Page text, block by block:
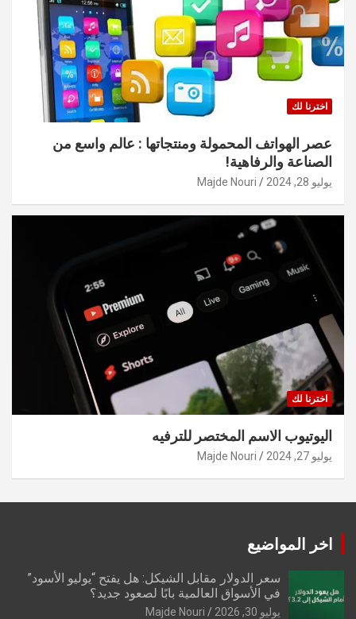
اخترنا لك
عصر الهواتف المحمولة ومنتجاتها : عالم واسع من
الصناعة والرفاهية!
يوليو 28, 2024 Majde Nouri
اخترنا لك
اليوتيوب الاسم المختصر للترفيه
يوليو 27, 2024 Majde Nouri
اخر المواضيع
سعر الدولار مقابل الشيكل: هل يفتح “يوليو الأسود”
في الأسواق العالمية بابًا لصعود جديد؟
يوليو 30, 2026 Majde Nouri